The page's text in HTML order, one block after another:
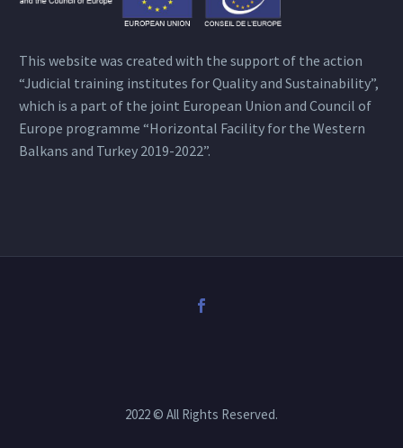
This website was created with the support of the action
“Judicial training institutes for Quality and Sustainability”,
which is a part of the joint European Union and Council of
Europe programme “Horizontal Facility for the Western
Balkans and Turkey 2019-2022”.
2022 © All Rights Reserved.